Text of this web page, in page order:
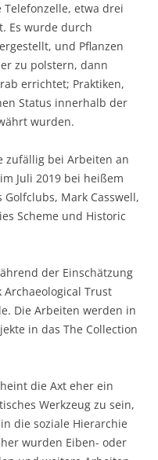
Telefonzelle, etwa drei
Es wurde durch
und Pflanzen
zu polstern, dann
errichtet; Praktiken,
Status innerhalb der
wurden.
zufällig bei Arbeiten an
Juli 2019 bei heißem
Mark Casswell,
Scheme und Historic
der Einschätzung
Archaeological Trust
Die Arbeiten werden in
in das The Collection
die Axt eher ein
Werkzeug zu sein,
die soziale Hierarchie
wurden Eiben- oder